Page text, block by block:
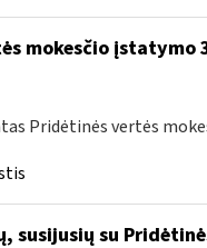
mokesčio įstatymo
Pridėtinės vertės
susijusių su